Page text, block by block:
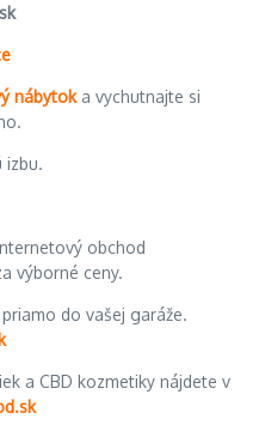
nábytoka vychutnajte si
izbu.
obchod
výborné ceny.
do vašej garáže.
a CBD kozmetiky nájdete v